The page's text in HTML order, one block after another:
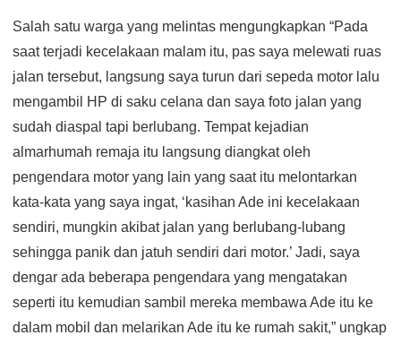
Salah satu warga yang melintas mengungkapkan “Pada
saat terjadi kecelakaan malam itu, pas saya melewati ruas
jalan tersebut, langsung saya turun dari sepeda motor lalu
mengambil HP di saku celana dan saya foto jalan yang
sudah diaspal tapi berlubang. Tempat kejadian
almarhumah remaja itu langsung diangkat oleh
pengendara motor yang lain yang saat itu melontarkan
kata-kata yang saya ingat, ‘kasihan Ade ini kecelakaan
sendiri, mungkin akibat jalan yang berlubang-lubang
sehingga panik dan jatuh sendiri dari motor.’ Jadi, saya
dengar ada beberapa pengendara yang mengatakan
seperti itu kemudian sambil mereka membawa Ade itu ke
dalam mobil dan melarikan Ade itu ke rumah sakit,” ungkap